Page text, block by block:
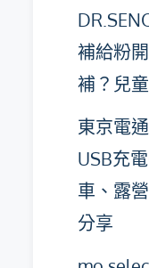
補給粉
補？兒
東京電
USB充
車、露
分享